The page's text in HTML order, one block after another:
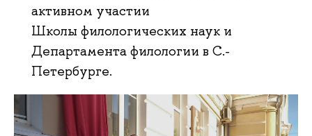
активном участии
Школы филологических наук и
Департамента филологии в С.-
Петербурге.